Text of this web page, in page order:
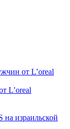
от L’oreal
L’oreal
израильской